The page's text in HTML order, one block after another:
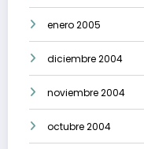
enero 2005
diciembre 2004
noviembre 2004
octubre 2004